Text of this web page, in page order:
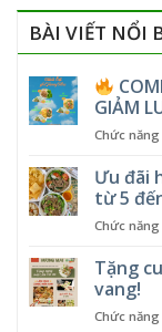
BÀI VIẾT NỔI
GIẢM
Chức
Ưu đãi
từ 5
Chức
Tặng
vang!
Chức